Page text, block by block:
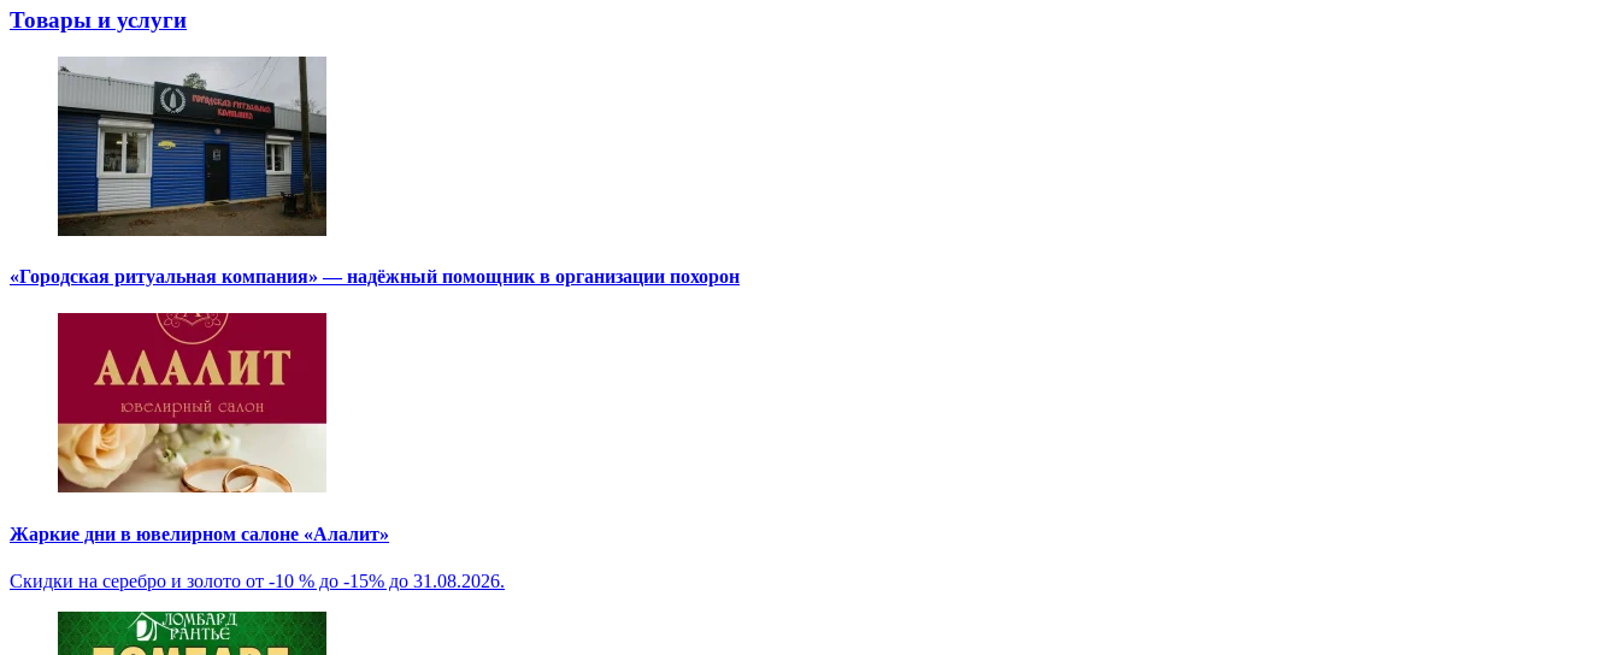
Товары и услуги
«Городская ритуальная компания» — надёжный помощник в организации похорон
Жаркие дни в ювелирном салоне «Алалит»
Скидки на серебро и золото от -10 % до -15% до 31.08.2026.